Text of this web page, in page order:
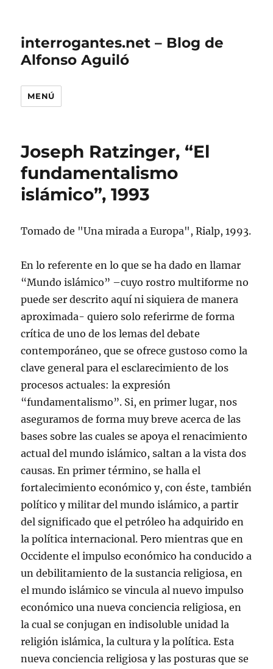
interrogantes.net – Blog de
Alfonso Aguiló
MENÚ
Joseph Ratzinger, “El
fundamentalismo
islámico”, 1993
Tomado de "Una mirada a Europa", Rialp, 1993.
En lo referente en lo que se ha dado en llamar
“Mundo islámico” –cuyo rostro multiforme no
puede ser descrito aquí ni siquiera de manera
aproximada- quiero solo referirme de forma
crítica de uno de los lemas del debate
contemporáneo, que se ofrece gustoso como la
clave general para el esclarecimiento de los
procesos actuales: la expresión
“fundamentalismo”. Si, en primer lugar, nos
aseguramos de forma muy breve acerca de las
bases sobre las cuales se apoya el renacimiento
actual del mundo islámico, saltan a la vista dos
causas. En primer término, se halla el
fortalecimiento económico y, con éste, también
político y militar del mundo islámico, a partir
del significado que el petróleo ha adquirido en
la política internacional. Pero mientras que en
Occidente el impulso económico ha conducido a
un debilitamiento de la sustancia religiosa, en
el mundo islámico se vincula al nuevo impulso
económico una nueva conciencia religiosa, en
la cual se conjugan en indisoluble unidad la
religión islámica, la cultura y la política. Esta
nueva conciencia religiosa y las posturas que se